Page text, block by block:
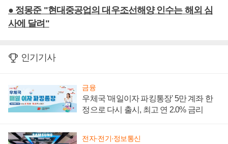
● 정몽준 "현대중공업의 대우조선해양 인수는 해외 심
사에 달려"
인기기사
금융
우체국 '매일이자 파킹통장' 5만 계좌 한
정으로 다시 출시, 최고 연 2.0% 금리
전자·전기·정보통신